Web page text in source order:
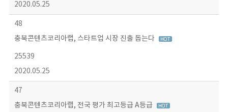
2020.05.25
48
충북콘텐츠코리아랩, 스타트업 시장 진출 돕는다
25539
2020.05.25
47
충북콘텐츠코리아랩, 전국 평가 최고등급 A등급